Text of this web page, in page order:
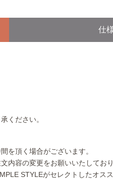
仕
ください。
を頂く場合がございます。
内容の変更をお願いいたしており
STYLEがセレクトしたオスス